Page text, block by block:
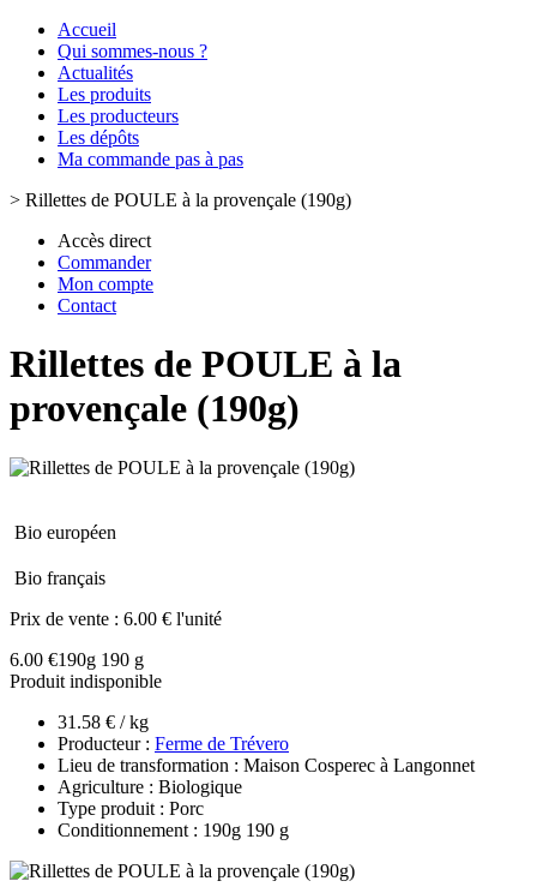
Accueil
Qui sommes-nous ?
Actualités
Les produits
Les producteurs
Les dépôts
Ma commande pas à pas
> Rillettes de POULE à la provençale (190g)
Accès direct
Commander
Mon compte
Contact
Rillettes de POULE à la
provençale (190g)
Bio européen
Bio français
Prix de vente : 6.00 € l'unité
6.00 €190g 190 g
Produit indisponible
31.58 € / kg
Producteur : Ferme de Trévero
Lieu de transformation : Maison Cosperec à Langonnet
Agriculture : Biologique
Type produit : Porc
Conditionnement : 190g 190 g